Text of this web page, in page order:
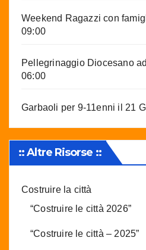
Weekend Ragazzi con
09:00
Pellegrinaggio Diocesano
06:00
Garbaoli per 9-11enni il 21
:: Altre Risorse ::
Costruire la città
“Costruire le città 2026”
“Costruire le città – 2025”